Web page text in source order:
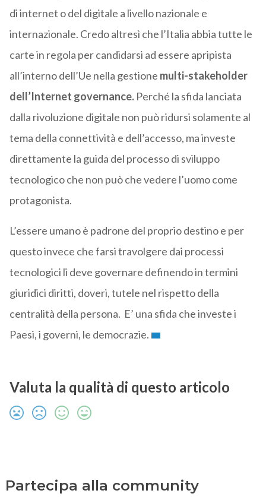
di internet o del digitale a livello nazionale e
internazionale. Credo altresì che l’Italia abbia tutte le
carte in regola per candidarsi ad essere apripista
all’interno dell’Ue nella gestione multi-stakeholder
dell’Internet governance.Perché la sfida lanciata
dalla rivoluzione digitale non può ridursi solamente al
tema della connettività e dell’accesso, ma investe
direttamente la guida del processo di sviluppo
tecnologico che non può che vedere l’uomo come
protagonista.
L’essere umano è padrone del proprio destino e per
questo invece che farsi travolgere dai processi
tecnologici li deve governare definendo in termini
giuridici diritti, doveri, tutele nel rispetto della
centralità della persona. E’ una sfida che investe i
Paesi, i governi, le democrazie.
Valuta la qualità di questo articolo
Partecipa alla community